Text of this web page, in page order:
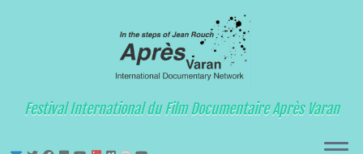
Festival International du Film Documentaire Après Varan